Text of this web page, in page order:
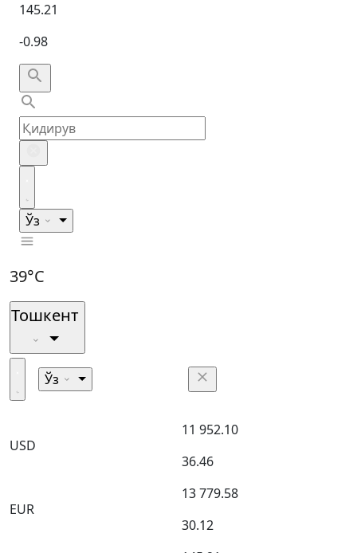
145.21
-0.98
Ўз
39°C
Тошкент
Ўз
USD
11 952.10
36.46
EUR
13 779.58
30.12